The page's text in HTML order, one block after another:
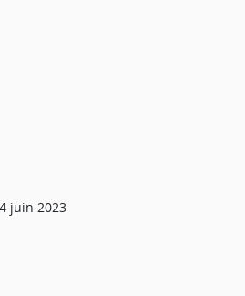
juin 2023